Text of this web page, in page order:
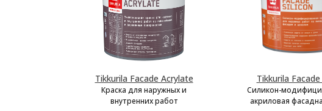
Tikkurila Facade Acrylate
Краска для наружных и
внутренних работ
Tikkurila
Силикон-
акриловая